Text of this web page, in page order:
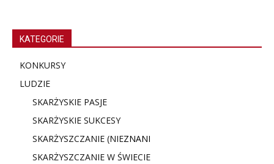
KATEGORIE
KONKURSY
LUDZIE
SKARŻYSKIE PASJE
SKARŻYSKIE SUKCESY
SKARŻYSZCZANIE (NIEZNANI
SKARŻYSZCZANIE W ŚWIECIE